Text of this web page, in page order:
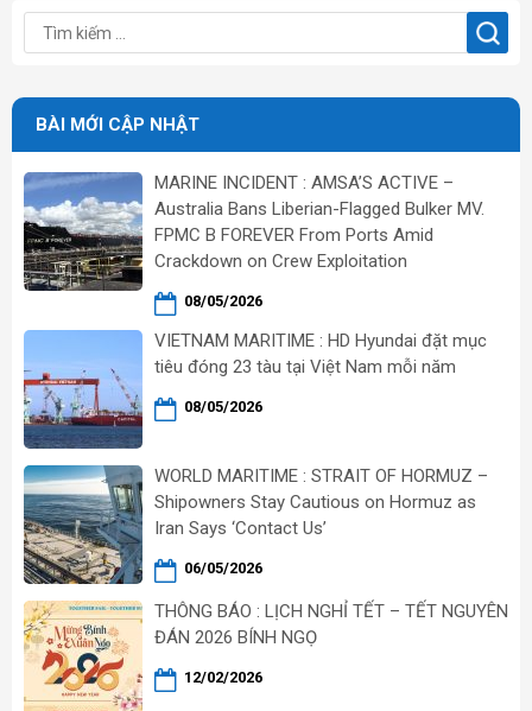
BÀI MỚI CẬP NHẬT
MARINE INCIDENT : AMSA’S ACTIVE –
Australia Bans Liberian-Flagged Bulker MV.
FPMC B FOREVER From Ports Amid
Crackdown on Crew Exploitation
08/05/2026
VIETNAM MARITIME : HD Hyundai đặt mục
tiêu đóng 23 tàu tại Việt Nam mỗi năm
08/05/2026
WORLD MARITIME : STRAIT OF HORMUZ –
Shipowners Stay Cautious on Hormuz as
Iran Says ‘Contact Us’
06/05/2026
THÔNG BÁO : LỊCH NGHỈ TẾT – TẾT NGUYÊN
ĐÁN 2026 BÍNH NGỌ
12/02/2026